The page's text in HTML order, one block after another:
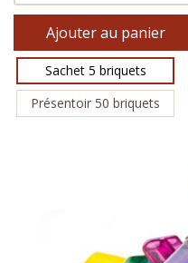
Ajouter au panier
Sachet 5 briquets
Présentoir 50 briquets